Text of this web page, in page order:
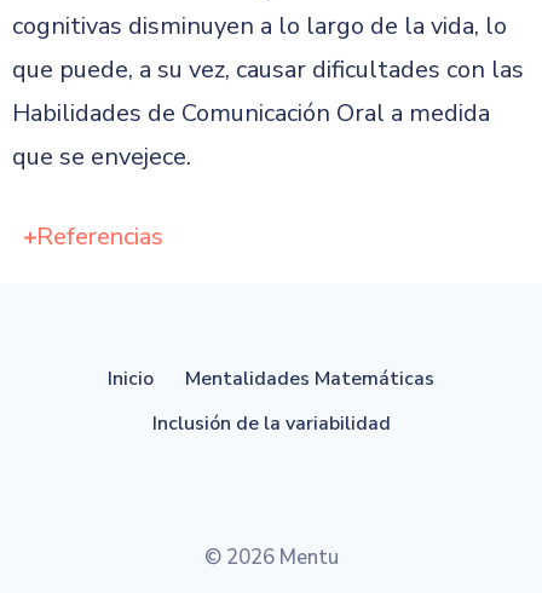
cognitivas disminuyen a lo largo de la vida, lo
que puede, a su vez, causar dificultades con las
Habilidades de Comunicación Oral a medida
que se envejece.
Referencias
Inicio
Mentalidades Matemáticas
Inclusión de la variabilidad
© 2026 Mentu